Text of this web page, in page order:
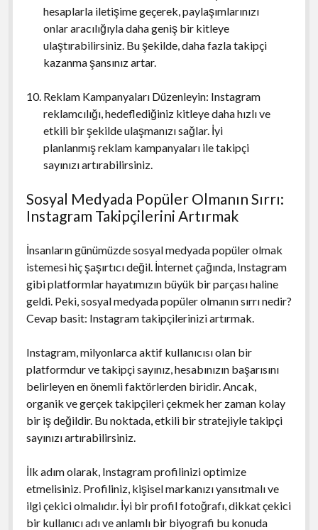
hesaplarla iletişime geçerek, paylaşımlarınızı
onlar aracılığıyla daha geniş bir kitleye
ulaştırabilirsiniz. Bu şekilde, daha fazla takipçi
kazanma şansınız artar.
Reklam Kampanyaları Düzenleyin: Instagram
reklamcılığı, hedeflediğiniz kitleye daha hızlı ve
etkili bir şekilde ulaşmanızı sağlar. İyi
planlanmış reklam kampanyaları ile takipçi
sayınızı artırabilirsiniz.
Sosyal Medyada Popüler Olmanın Sırrı:
Instagram Takipçilerini Artırmak
İnsanların günümüzde sosyal medyada popüler olmak
istemesi hiç şaşırtıcı değil. İnternet çağında, Instagram
gibi platformlar hayatımızın büyük bir parçası haline
geldi. Peki, sosyal medyada popüler olmanın sırrı nedir?
Cevap basit: Instagram takipçilerinizi artırmak.
Instagram, milyonlarca aktif kullanıcısı olan bir
platformdur ve takipçi sayınız, hesabınızın başarısını
belirleyen en önemli faktörlerden biridir. Ancak,
organik ve gerçek takipçileri çekmek her zaman kolay
bir iş değildir. Bu noktada, etkili bir stratejiyle takipçi
sayınızı artırabilirsiniz.
İlk adım olarak, Instagram profilinizi optimize
etmelisiniz. Profiliniz, kişisel markanızı yansıtmalı ve
ilgi çekici olmalıdır. İyi bir profil fotoğrafı, dikkat çekici
bir kullanıcı adı ve anlamlı bir biyografi bu konuda